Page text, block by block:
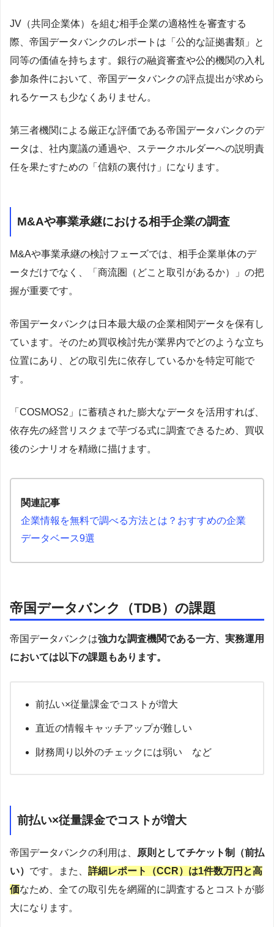
JV（共同企業体）を組む相手企業の適格性を審査する
際、帝国データバンクのレポートは「公的な証拠書類」と
同等の価値を持ちます。銀行の融資審査や公的機関の入札
参加条件において、帝国データバンクの評点提出が求めら
れるケースも少なくありません。
第三者機関による厳正な評価である帝国データバンクのデ
ータは、社内稟議の通過や、ステークホルダーへの説明責
任を果たすための「信頼の裏付け」になります。
M&Aや事業承継における相手企業の調査
M&Aや事業承継の検討フェーズでは、相手企業単体のデ
ータだけでなく、「商流圏（どこと取引があるか）」の把
握が重要です。
帝国データバンクは日本最大級の企業相関データを保有し
ています。そのため買収検討先が業界内でどのような立ち
位置にあり、どの取引先に依存しているかを特定可能で
す。
「COSMOS2」に蓄積された膨大なデータを活用すれば、
依存先の経営リスクまで芋づる式に調査できるため、買収
後のシナリオを精緻に描けます。
関連記事
企業情報を無料で調べる方法とは？おすすめの企業
データベース9選
帝国データバンク（TDB）の課題
帝国データバンクは強力な調査機関である一方、実務運用
においては以下の課題もあります。
前払い×従量課金でコストが増大
直近の情報キャッチアップが難しい
財務周り以外のチェックには弱い など
前払い×従量課金でコストが増大
帝国データバンクの利用は、
原則としてチケット制（前払
い） です。また、 詳細レポート（CCR）は1件数万円と高
価なため、全ての取引先を網羅的に調査するとコストが膨
大になります。